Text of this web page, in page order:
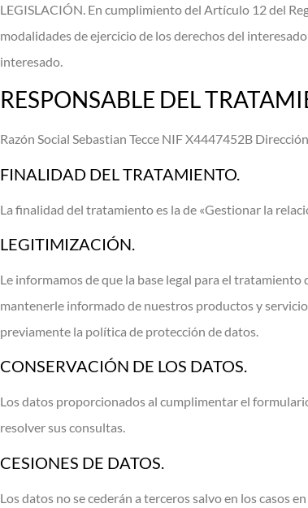
LEGISLACIÓN. En cumplimiento del Artículo 12 del
modalidades de ejercicio de los derechos del
interesado.
RESPONSABLE DEL
Razón Social Sebastian Tecce NIF X4447452B
FINALIDAD DEL TRATAMIENTO.
La finalidad del tratamiento es la de «Gestionar la
LEGITIMIZACIÓN.
Le informamos de que la base legal para el
mantenerle informado de nuestros productos y
previamente la política de protección de datos.
CONSERVACIÓN DE LOS DATOS.
Los datos proporcionados al cumplimentar el
resolver sus consultas.
CESIONES DE DATOS.
Los datos no se cederán a terceros salvo en los casos